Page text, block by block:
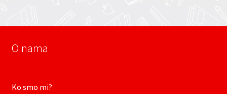
O nama
Ko smo mi?